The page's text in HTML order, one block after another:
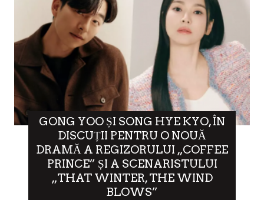
GONG YOO ȘI SONG HYE KYO, ÎN
DISCUȚII PENTRU O NOUĂ
DRAMĂ A REGIZORULUI „COFFEE
PRINCE” ȘI A SCENARISTULUI
„THAT WINTER, THE WIND
BLOWS”